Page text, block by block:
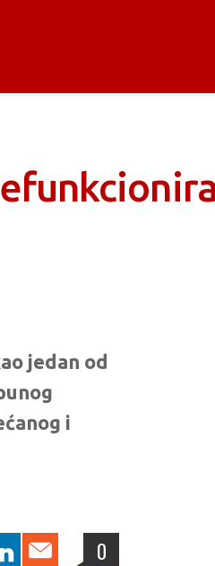
jedan od
i
0